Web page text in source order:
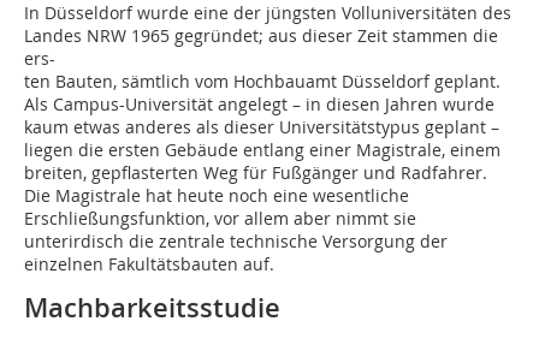
In Düsseldorf wurde eine der jüngsten Volluniversitäten des
Landes NRW 1965 gegründet; aus dieser Zeit stammen die
ers-
ten Bauten, sämtlich vom Hochbauamt Düsseldorf geplant.
Als Campus-Universität angelegt – in diesen Jahren wurde
kaum etwas anderes als dieser Universitätstypus geplant –
liegen die ersten Gebäude entlang einer Magistrale, einem
breiten, gepflasterten Weg für Fußgänger und Radfahrer.
Die Magistrale hat heute noch eine wesentliche
Erschließungsfunktion, vor allem aber nimmt sie
unterirdisch die zentrale technische Versorgung der
einzelnen Fakultätsbauten auf.
Machbarkeitsstudie